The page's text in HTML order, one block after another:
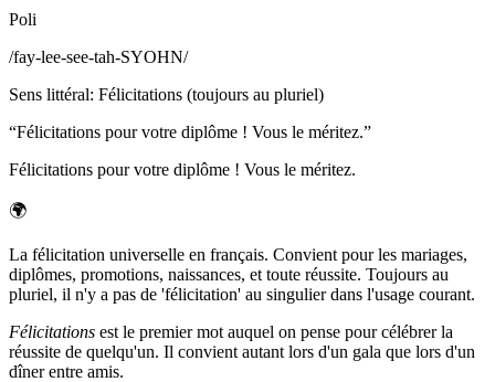
Poli
/fay-lee-see-tah-SYOHN/
Sens littéral: Félicitations (toujours au pluriel)
“Félicitations pour votre diplôme ! Vous le méritez.”
Félicitations pour votre diplôme ! Vous le méritez.
🌍
La félicitation universelle en français. Convient pour les mariages,
diplômes, promotions, naissances, et toute réussite. Toujours au
pluriel, il n'y a pas de 'félicitation' au singulier dans l'usage courant.
Félicitations est le premier mot auquel on pense pour célébrer la
réussite de quelqu'un. Il convient autant lors d'un gala que lors d'un
dîner entre amis.